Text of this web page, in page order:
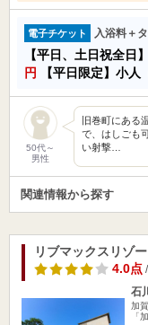
電子チケット 入浴料＋
【平日、土日祝全日
円
【平日限定】小人
50代～
男性
旧巻町にある
で、はしごも
い射撃…
関連情報から探す
リブマックスリゾ
4.0点/
石
加
「